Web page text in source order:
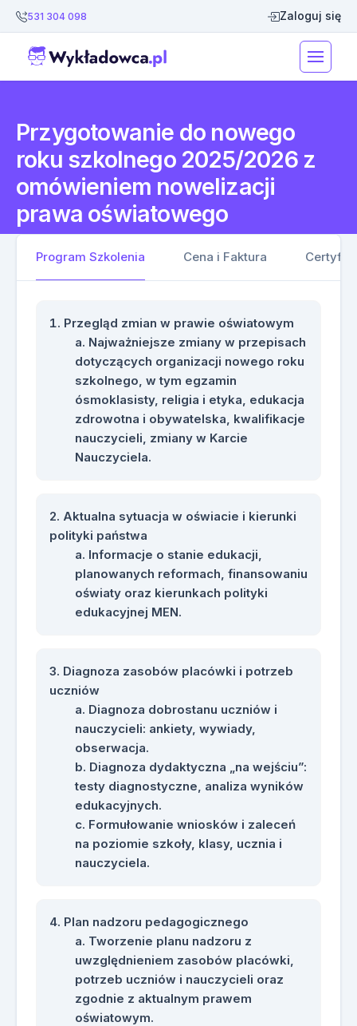
531 304 098 Zaloguj się
Przygotowanie do nowego
roku szkolnego 2025/2026 z
omówieniem nowelizacji
prawa oświatowego
Program Szkolenia Cena i Faktura
Przegląd zmian w prawie oświatowym
Najważniejsze zmiany w przepisach
dotyczących organizacji nowego roku
szkolnego, w tym egzamin
ósmoklasisty, religia i etyka, edukacja
zdrowotna i obywatelska, kwalifikacje
nauczycieli, zmiany w Karcie
Nauczyciela.
Aktualna sytuacja w oświacie i kierunki
polityki państwa
Informacje o stanie edukacji,
planowanych reformach, finansowaniu
oświaty oraz kierunkach polityki
edukacyjnej MEN.
Diagnoza zasobów placówki i potrzeb
uczniów
Diagnoza dobrostanu uczniów i
nauczycieli: ankiety, wywiady,
obserwacja.
Diagnoza dydaktyczna „na wejściu”:
testy diagnostyczne, analiza wyników
edukacyjnych.
Formułowanie wniosków i zaleceń
na poziomie szkoły, klasy, ucznia i
nauczyciela.
Plan nadzoru pedagogicznego
Tworzenie planu nadzoru z
uwzględnieniem zasobów placówki,
potrzeb uczniów i nauczycieli oraz
zgodnie z aktualnym prawem
oświatowym.